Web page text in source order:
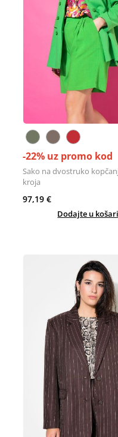
-22% uz promo kod
Sako na dvostruko
kroja
97,19 €
Dodajte u